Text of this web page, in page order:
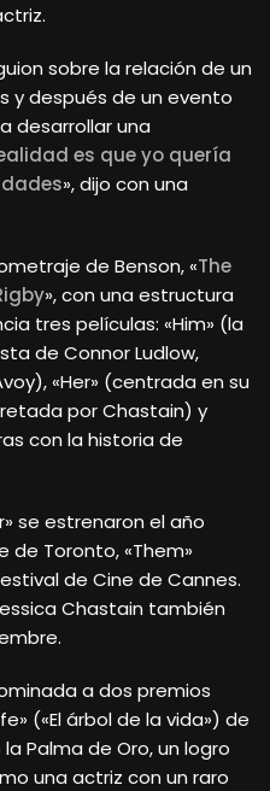
sobre la relación de un
y después de un evento
desarrollar una
es que yo quería
», dijo con una
de Benson, «The
», con una estructura
tres películas: «Him» (la
de Connor Ludlow,
«Her» (centrada en su
por Chastain) y
con la historia de
se estrenaron el año
de Toronto, «Them»
de Cine de Cannes.
Chastain también
a dos premios
(«El árbol de la vida») de
Palma de Oro, un logro
una actriz con un raro